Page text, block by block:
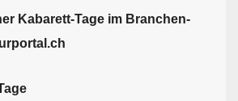
Kabarett-Tage im Branchen­